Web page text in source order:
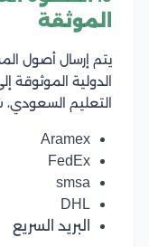
الموثقة
يتم إرسال أصول
الدولية الموثوقة
التعليم
Aramex
FedEx
smsa
DHL
البريد السريع